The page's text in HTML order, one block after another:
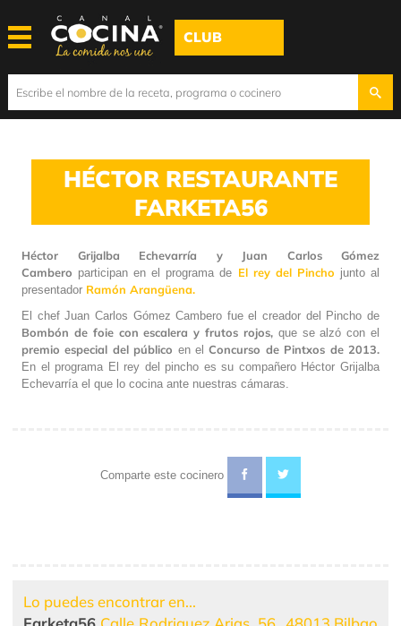
CLUB
HÉCTOR RESTAURANTE
FARKETA56
Héctor Grijalba Echevarría y Juan Carlos Gómez
Cambero participan en el programa de El rey del Pincho junto al
presentador Ramón Arangüena.
El chefJuan Carlos Gómez Cambero fue el creador del Pincho de
Bombón de foie con escalera y frutos rojos,que se alzó con el
premio especial del público en elConcurso de Pintxos de 2013.
En el programa El rey del pincho es su compañero Héctor Grijalba
Echevarría el que lo cocina ante nuestras cámaras.
Comparte este cocinero
Lo puedes encontrar en...